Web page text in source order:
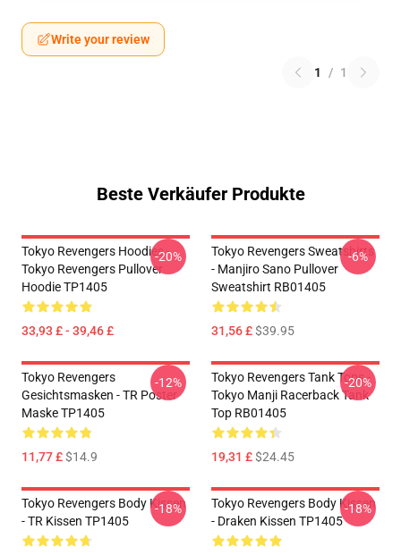
Write your review
1 / 1
Beste Verkäufer Produkte
Tokyo Revengers Hoodies -
Tokyo Revengers Pullover
Hoodie TP1405
33,93 £ - 39,46 £
-20%
Tokyo Revengers Sweatshirts
- Manjiro Sano Pullover
Sweatshirt RB01405
31,56 £$39.95
-6%
Tokyo Revengers
Gesichtsmasken - TR Poster
Maske TP1405
11,77 £$14.9
-12%
Tokyo Revengers Tank Tops -
Tokyo Manji Racerback Tank
Top RB01405
19,31 £$24.45
-20%
Tokyo Revengers Body Kissen
- TR Kissen TP1405
-18%
Tokyo Revengers Body Kissen
- Draken Kissen TP1405
-18%